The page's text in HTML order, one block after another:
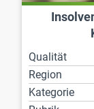
Qualität
Region
Kategorie